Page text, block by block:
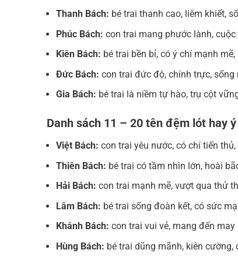
Thanh Bách: bé trai thanh cao, liêm khiết,
Phúc Bách: con trai mang phước lành,
Kiên Bách: bé trai bền bỉ, có ý chí mạnh
Đức Bách: con trai đức độ, chính trực,
Gia Bách: bé trai là niềm tự hào, trụ cột
Danh sách 11 – 20 tên đệm lót hay
Việt Bách: con trai yêu nước, có chí tiến
Thiên Bách: bé trai có tầm nhìn lớn, hoài
Hải Bách: con trai mạnh mẽ, vượt qua thử
Lâm Bách: bé trai sống đoàn kết, có sức
Khánh Bách: con trai vui vẻ, mang đến
Hùng Bách: bé trai dũng mãnh, kiên